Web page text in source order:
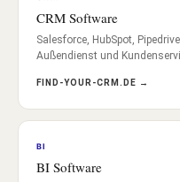
CRM Software
Salesforce, HubSpot,
Außendienst und
FIND-YOUR-CRM.DE →
BI
BI Software